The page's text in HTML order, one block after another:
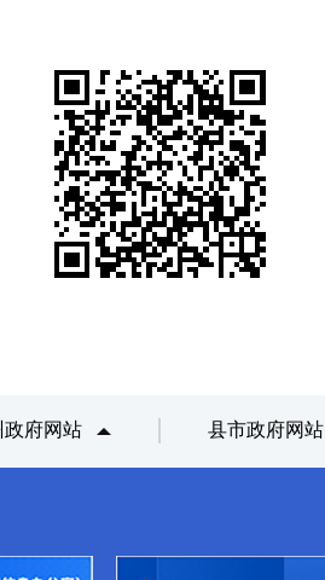
政府网站 县市政府网站